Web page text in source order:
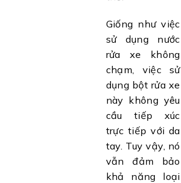
Giống như việc
sử dụng nước
rửa xe không
chạm, việc sử
dụng bột rửa xe
này không yêu
cầu tiếp xúc
trực tiếp với da
tay. Tuy vậy, nó
vẫn đảm bảo
khả năng loại